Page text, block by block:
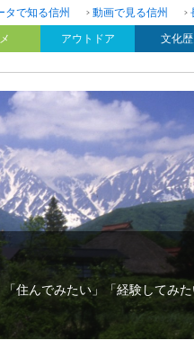
タで知る信州 動画で見る信州
アウトドア 文化歴
住んでみたい」「経験してみた